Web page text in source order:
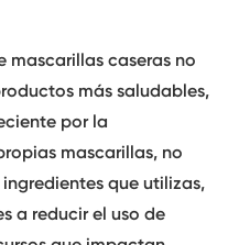
mascarillas caseras no
más saludables,
por la
mascarillas, no
que utilizas,
a reducir el uso de